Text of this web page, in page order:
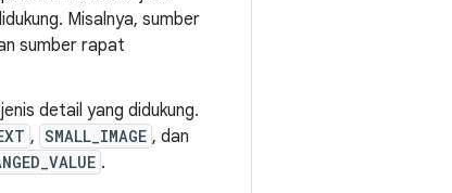
Misalnya, sumber
sumber rapat
detail yang didukung.
, SMALL_IMAGE , dan
.